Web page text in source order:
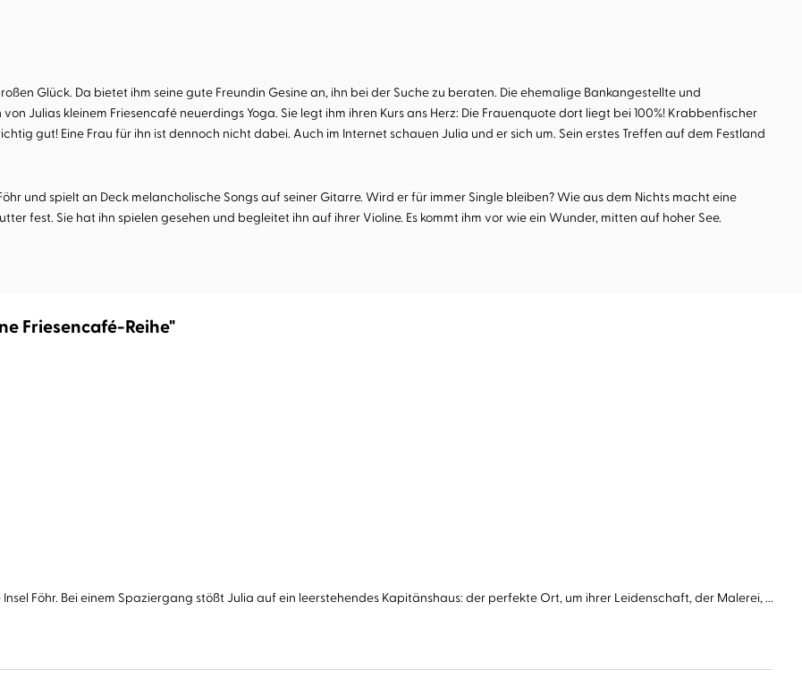
Glück. Da bietet ihm seine gute Freundin Gesine an, ihn bei der Suche zu beraten. Die ehemalige Bankangestellte und
Julias kleinem Friesencafé neuerdings Yoga. Sie legt ihm ihren Kurs ans Herz: Die Frauenquote dort liegt bei 100%! Krabbenfischer
gut! Eine Frau für ihn ist dennoch nicht dabei. Auch im Internet schauen Julia und er sich um. Sein erstes Treffen auf dem Festland
und spielt an Deck melancholische Songs auf seiner Gitarre. Wird er für immer Single bleiben? Wie aus dem Nichts macht eine
fest. Sie hat ihn spielen gesehen und begleitet ihn auf ihrer Violine. Es kommt ihm vor wie ein Wunder, mitten auf hoher See.
Friesencafé-Reihe"
Föhr. Bei einem Spaziergang stößt Julia auf ein leerstehendes Kapitänshaus: der perfekte Ort, um ihrer Leidenschaft, der Malerei, ...